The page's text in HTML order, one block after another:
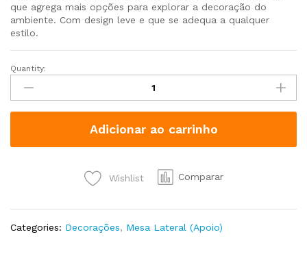
que agrega mais opções para explorar a decoração do
ambiente. Com design leve e que se adequa a qualquer
estilo.
Quantity:
Adicionar ao carrinho
Wishlist Comparar
Categories: Decorações, Mesa Lateral (Apoio)